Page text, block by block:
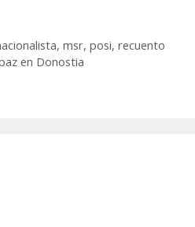
, msr, posi, recuento
en Donostia